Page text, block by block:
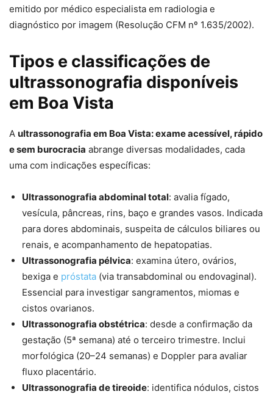
emitido por médico especialista em radiologia e
diagnóstico por imagem (Resolução CFM nº 1.635/2002).
Tipos e classificações de
ultrassonografia disponíveis
em Boa Vista
A ultrassonografia em Boa Vista: exame acessível, rápido
e sem burocracia abrange diversas modalidades, cada
uma com indicações específicas:
Ultrassonografia abdominal total: avalia fígado,
vesícula, pâncreas, rins, baço e grandes vasos. Indicada
para dores abdominais, suspeita de cálculos biliares ou
renais, e acompanhamento de hepatopatias.
Ultrassonografia pélvica: examina útero, ovários,
bexiga e próstata (via transabdominal ou endovaginal).
Essencial para investigar sangramentos, miomas e
cistos ovarianos.
Ultrassonografia obstétrica: desde a confirmação da
gestação (5ª semana) até o terceiro trimestre. Inclui
morfológica (20–24 semanas) e Doppler para avaliar
fluxo placentário.
Ultrassonografia de tireoide: identifica nódulos, cistos